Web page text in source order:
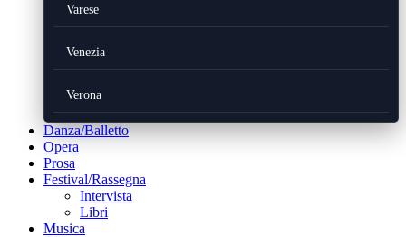
Varese
Venezia
Verona
Danza/Balletto
Opera
Prosa
Festival/Rassegna
Intervista
Libri
Musica